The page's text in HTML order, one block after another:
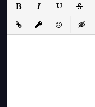
Insert LinkInsert protected link
EmoticonsInsert